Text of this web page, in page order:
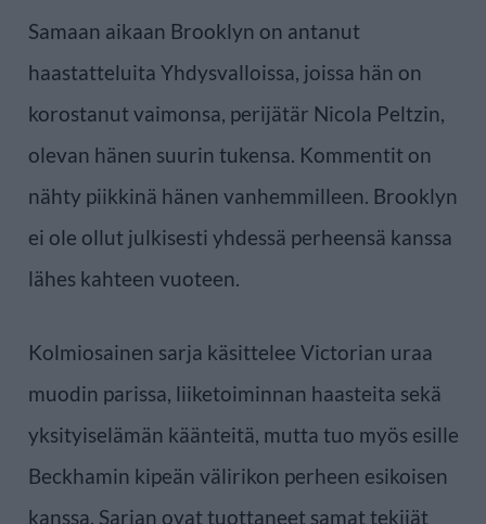
Samaan aikaan Brooklyn on antanut
haastatteluita Yhdysvalloissa, joissa hän on
korostanut vaimonsa, perijätär Nicola Peltzin,
olevan hänen suurin tukensa. Kommentit on
nähty piikkinä hänen vanhemmilleen. Brooklyn
ei ole ollut julkisesti yhdessä perheensä kanssa
lähes kahteen vuoteen.
Kolmiosainen sarja käsittelee Victorian uraa
muodin parissa, liiketoiminnan haasteita sekä
yksityiselämän käänteitä, mutta tuo myös esille
Beckhamin kipeän välirikon perheen esikoisen
kanssa. Sarjan ovat tuottaneet samat tekijät